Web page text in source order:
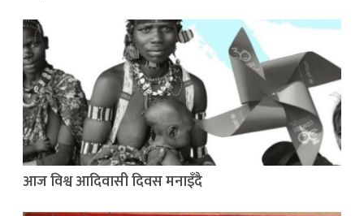
आज विश्व आदिवासी दिवस मनाइँदै